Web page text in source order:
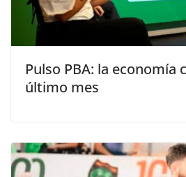
Pulso PBA: la economía
último mes